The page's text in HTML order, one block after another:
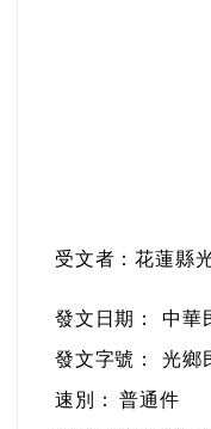
受文者：花蓮縣
發文日期：
中華
發文字號：
光鄉
速別：
普通件